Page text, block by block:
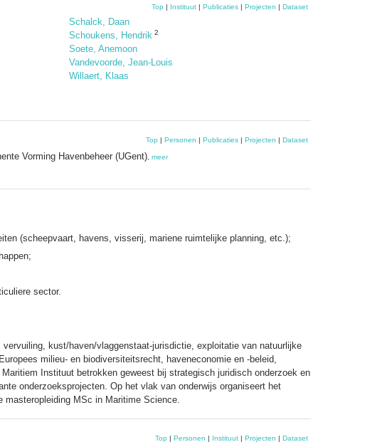
Top | Instituut | Publicaties | Projecten | Dataset
Schalck, Daan
Schoukens, Hendrik 2
Soete, Anemoon
Vandevoorde, Jean-Louis
Willaert, Klaas
Top | Personen | Publicaties | Projecten | Dataset
Vorming Havenbeheer (UGent) meer
(scheepvaart, havens, visserij, mariene ruimtelijke planning, etc.);
sector.
kust/haven/vlaggenstaat-jurisdictie, exploitatie van natuurlijke
milieu- en biodiversiteitsrecht, haveneconomie en -beleid,
Instituut betrokken geweest bij strategisch juridisch onderzoek en
onderzoeksprojecten. Op het vlak van onderwijs organiseert het
MSc in Maritime Science.
Top | Personen | Instituut | Projecten | Dataset